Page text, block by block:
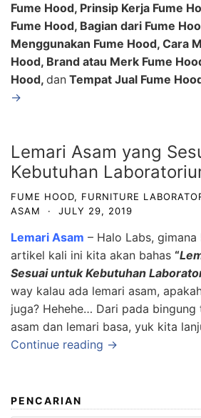
Fume Hood, Prinsip Kerja Fume
Fume Hood, Bagian dari Fume
Menggunakan Fume Hood, Cara
Hood, Brand atau Merk Fume
Hood, dan Tempat Jual Fume
→
Lemari Asam yang
Kebutuhan
FUME HOOD, FURNITURE
ASAM
· JULY 29, 2019
Lemari Asam – Halo Labs,
artikel kali ini kita akan bahas “
Sesuai untuk Kebutuhan
way kalau ada lemari asam,
juga? Hehehe… Dari pada bingung
asam dan lemari basa, yuk kita
Continue reading →
PENCARIAN